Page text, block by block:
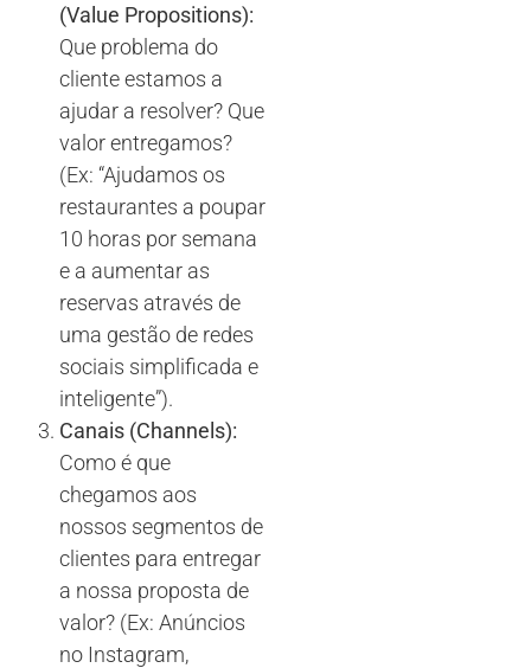
(Value Propositions):
Que problema do
cliente estamos a
ajudar a resolver? Que
valor entregamos?
(Ex: “Ajudamos os
restaurantes a poupar
10 horas por semana
e a aumentar as
reservas através de
uma gestão de redes
sociais simplificada e
inteligente”).
Canais (Channels):
Como é que
chegamos aos
nossos segmentos de
clientes para entregar
a nossa proposta de
valor? (Ex: Anúncios
no Instagram,